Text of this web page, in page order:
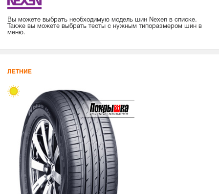
Вы можете выбрать необходимую модель шин Nexen в списке.
Также вы можете выбрать тесты с нужным типоразмером шин в
меню.
ЛЕТНИЕ